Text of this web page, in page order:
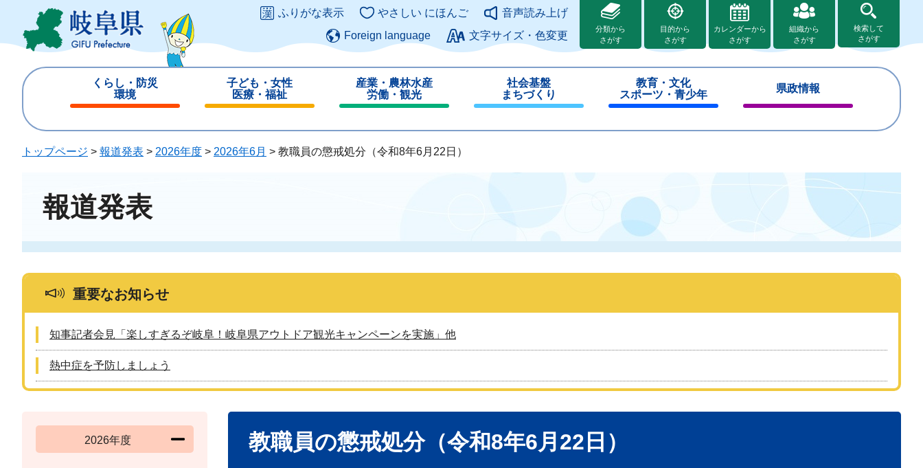
ジ
ュ
このページの本文へ
ふりがな表示 やさしい にほんご
音声読み上げ
Foreign language
文字サイズ・色変更
分類から
さがす
目的から
さがす
カレンダーから
さがす
組織から
さがす
検索して
さがす
くらし・防災
環境
じ
子ども・女性
医療・福祉
じ
る
産業・農林水産
労働・観光
じ
る
社会基盤
まちづくり
じ
教育・文化
スポーツ・青少年
じ
県政情報
じ
トップページ > 報道発表 > 2026年度 > 2026年6月 > 教職員の懲戒処分（令和8年6月22日）
報道発表
重要なお知らせ
知事記者会見「楽しすぎるぞ岐阜！岐阜県アウトドア観光キャンペーンを実施」他
熱中症を予防しましょう
教職員の懲戒処分（令和8年6月22日）
2026年度